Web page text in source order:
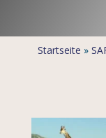
Startseite »